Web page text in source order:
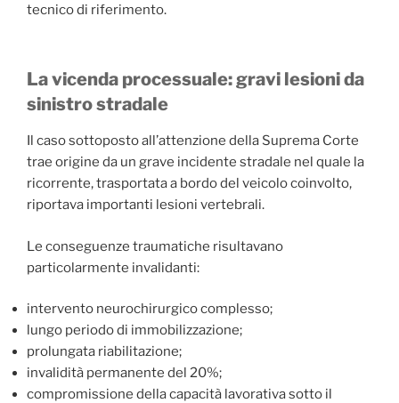
tecnico di riferimento.
La vicenda processuale: gravi lesioni da
sinistro stradale
Il caso sottoposto all’attenzione della Suprema Corte
trae origine da un grave incidente stradale nel quale la
ricorrente, trasportata a bordo del veicolo coinvolto,
riportava importanti lesioni vertebrali.
Le conseguenze traumatiche risultavano
particolarmente invalidanti:
intervento neurochirurgico complesso;
lungo periodo di immobilizzazione;
prolungata riabilitazione;
invalidità permanente del 20%;
compromissione della capacità lavorativa sotto il